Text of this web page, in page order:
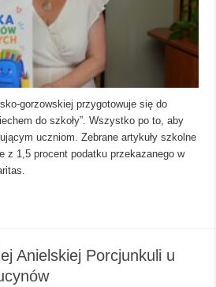
gorzowskiej przygotowuje się do
do szkoły”. Wszystko po to, aby
uczniom. Zebrane artykuły szkolne
z 1,5 procent podatku przekazanego w
Anielskiej Porcjunkuli u